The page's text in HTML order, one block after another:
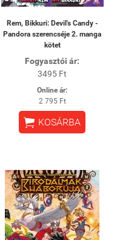
Rem, Bikkuri: Devil's Candy -
Pandora szerencséje 2. manga
kötet
Fogyasztói ár:
3495 Ft
Online ár:
2 795 Ft
 KOSÁRBA